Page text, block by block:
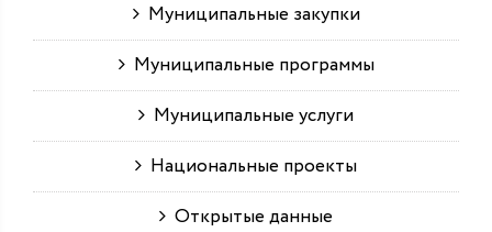
Муниципальные закупки
Муниципальные программы
Муниципальные услуги
Национальные проекты
Открытые данные